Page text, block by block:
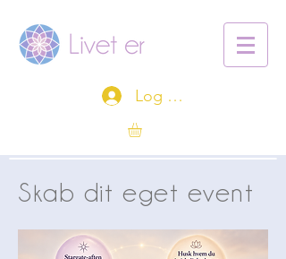
Log ind
Skab dit eget event